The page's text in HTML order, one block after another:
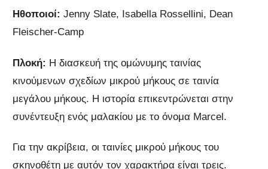
Ηθοποιοί: Jenny Slate, Isabella Rossellini, Dean
Fleischer-Camp
Πλοκή: Η διασκευή της ομώνυμης ταινίας
κινούμενων σχεδίων μικρού μήκους σε ταινία
μεγάλου μήκους. Η ιστορία επικεντρώνεται στην
συνέντευξη ενός μαλακίου με το όνομα Marcel.
Για την ακρίβεια, οι ταινίες μικρού μήκους του
σκηνοθέτη με αυτόν τον χαρακτήρα είναι τρεις.